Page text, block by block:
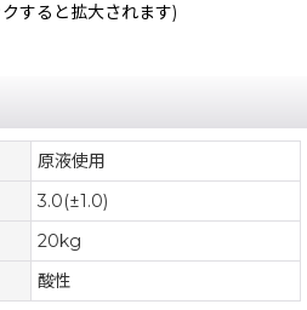
すると拡大されます)
原液使用
3.0(±1.0)
20kg
酸性